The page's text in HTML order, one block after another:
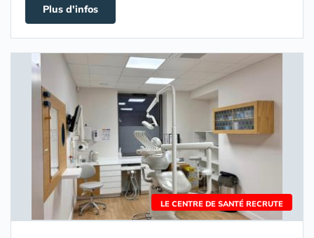
Plus d'infos
LE CENTRE DE SANTÉ RECRUTE